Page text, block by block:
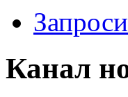
Канал